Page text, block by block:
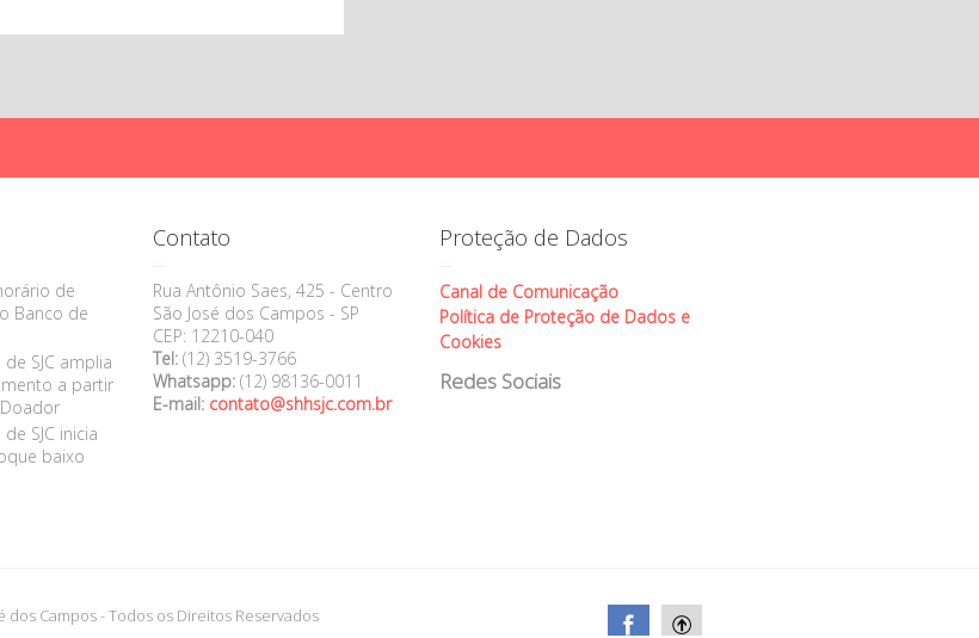
de
Banco de
SJC amplia
a partir
SJC inicia
baixo
Contato
Rua Antônio Saes, 425 - Centro
São José dos Campos - SP
CEP: 12210-040
Tel: (12) 3519-3766
Whatsapp: (12) 98136-0011
E-mail: contato@shhsjc.com.br
Proteção de Dados
Canal de Comunicação
Política de Proteção de Dados e
Cookies
Redes Sociais
Campos - Todos os Direitos Reservados